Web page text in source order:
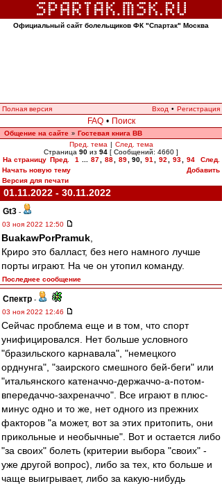
Официальный сайт болельщиков ФК "Спартак" Москва
Полная версия Вход • Регистрация
FAQ • Поиск
Общение на сайте » Гостевая книга ВВ
Пред. тема | След. тема
Страница 90 из 94 [ Сообщений: 4660 ]
На страницу Пред. 1 87 88 89 90, 91 92 93 94
След.
Начать новую тему
Добавить
Версия для печати
01.11.2022 - 30.11.2022
Gt3 -
03 ноя 2022 12:50
BuakawPorPramuk
Криро это балласт, без него намного лучше
порты играют. На че он утопил команду.
Последнее сообщение
Спектр -
03 ноя 2022 12:46
Сейчас проблема еще и в том, что спорт
унифицировался. Нет больше условного
"бразильского карнавала", "немецкого
орднунга", "заирского смешного бей-беги" или
"итальянского катеначчо-держаччо-а-потом-
впередаччо-захреначчо". Все играют в плюс-
минус одно и то же, нет одного из прежних
факторов "а может, вот за этих притопить, они
прикольные и необычные". Вот и остается либо
"за своих" болеть (критерии выбора "своих" -
уже другой вопрос), либо за тех, кто больше и
чаще выигрывает, либо за какую-нибудь